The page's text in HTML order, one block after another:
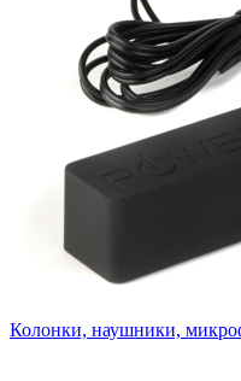
Колонки, наушники,